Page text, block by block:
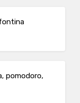
pomodoro,